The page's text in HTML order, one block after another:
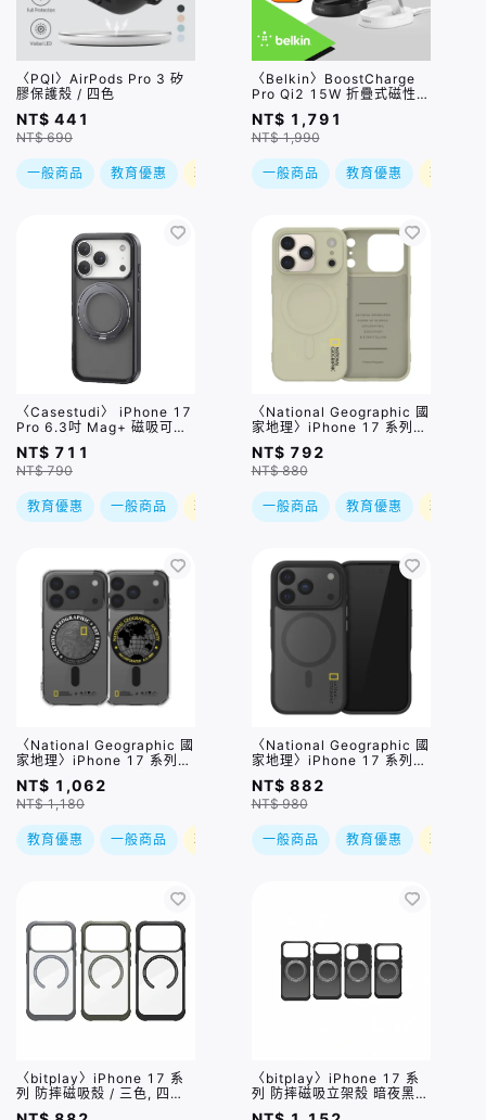
〈PQI〉AirPods Pro 3 矽
膠保護殼 / 四色
NT$ 441
NT$ 690
一般商品 教育優惠 現折
〈Belkin〉BoostCharge
Pro Qi2 15W 折疊式磁性無
線充電座 / 兩色
NT$ 1,791
NT$ 1,990
一般商品 教育優惠 現折
〈Casestudi〉 iPhone 17
Pro 6.3吋 Mag+ 磁吸可旋
轉站立防摔殼 透黑
NT$ 711
NT$ 790
教育優惠 一般商品 現折
〈National Geographic 國
家地理〉iPhone 17 系列
NatGeo Soft 磁吸矽膠保護
殼 / 兩色, 三種尺寸
NT$ 792
NT$ 880
一般商品 教育優惠 現折
〈National Geographic 國
家地理〉iPhone 17 系列
NatGeo Rugged 磁吸防摔
保護殼 / 兩色,三種尺寸
NT$ 1,062
NT$ 1,180
教育優惠 一般商品 現折
〈National Geographic 國
家地理〉iPhone 17 系列
NatGeo Matte 磁吸霧面保
護殼 霧黑 / 三種尺寸
NT$ 882
NT$ 980
一般商品 教育優惠 現折
〈bitplay〉iPhone 17 系
列 防摔磁吸殼 / 三色, 四種
尺寸
〈bitplay〉iPhone 17 系
列 防摔磁吸立架殼 暗夜黑 /
四種尺寸